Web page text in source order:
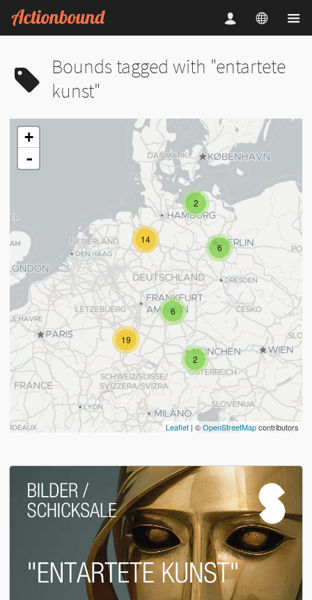
Bounds tagged with "entartete
kunst"
2
6
6
14
19
2
+
-
Leaflet | ©OpenStreetMapcontributors